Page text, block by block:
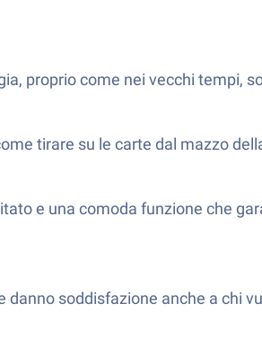
proprio come nei vecchi tempi,
tirare su le carte dal mazzo
e una comoda funzione che
soddisfazione anche a chi